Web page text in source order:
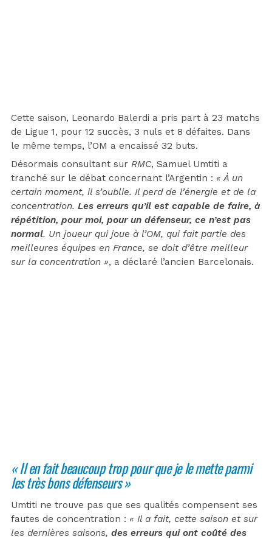
Cette saison, Leonardo Balerdi a pris part à 23 matchs
de Ligue 1, pour 12 succès, 3 nuls et 8 défaites. Dans
le même temps, l’OM a encaissé 32 buts.
Désormais consultant sur RMC, Samuel Umtiti a
tranché sur le débat concernant l’Argentin : « À un
certain moment, il s’oublie. Il perd de l’énergie et de la
concentration. Les erreurs qu’il est capable de faire, à
répétition, pour moi, pour un défenseur, ce n’est pas
normal. Un joueur qui joue à l’OM, qui fait partie des
meilleures équipes en France, se doit d’être meilleur
sur la concentration », a déclaré l’ancien Barcelonais.
« Il en fait beaucoup trop pour que je le mette parmi
les très bons défenseurs »
Umtiti ne trouve pas que ses qualités compensent ses
fautes de concentration : « Il a fait, cette saison et sur
les dernières saisons, des erreurs qui ont coûté des